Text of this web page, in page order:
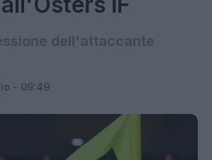
dell'attaccante
- 09:49